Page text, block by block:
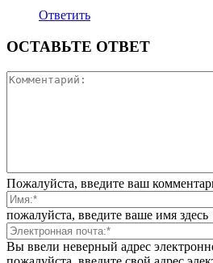
Ответить
ОСТАВЬТЕ ОТВЕТ
Пожалуйста, введите ваш
пожалуйста, введите ваше имя здесь
Вы ввели неверный адрес